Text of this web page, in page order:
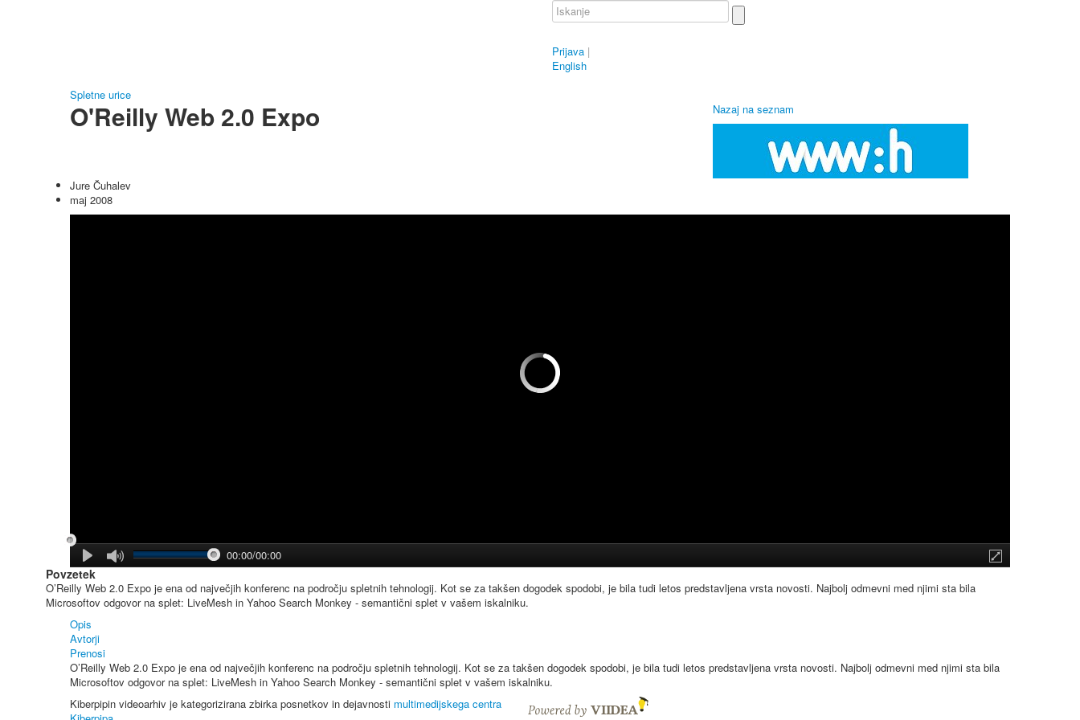
Prijava |
English
Spletne urice
O'Reilly Web 2.0 Expo Nazaj na seznam
Jure Čuhalev
maj 2008
00:00/00:00
Povzetek
O’Reilly Web 2.0 Expo je ena od največjih konferenc na področju spletnih tehnologij. Kot se za takšen dogodek spodobi, je bila tudi letos predstavljena vrsta novosti. Najbolj odmevni med njimi sta bila
Microsoftov odgovor na splet: LiveMesh in Yahoo Search Monkey - semantični splet v vašem iskalniku.
Opis
Avtorji
Prenosi
O’Reilly Web 2.0 Expo je ena od največjih konferenc na področju spletnih tehnologij. Kot se za takšen dogodek spodobi, je bila tudi letos predstavljena vrsta novosti. Najbolj odmevni med njimi sta bila
Microsoftov odgovor na splet: LiveMesh in Yahoo Search Monkey - semantični splet v vašem iskalniku.
Kiberpipin videoarhiv je kategorizirana zbirka posnetkov in dejavnosti multimedijskega centra